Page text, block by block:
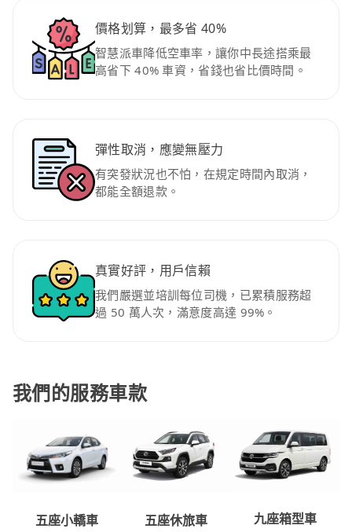
價格划算，最多省 40%
智慧派車降低空車率，讓你中長途搭乘最
高省下 40% 車資，省錢也省比價時間。
彈性取消，應變無壓力
有突發狀況也不怕，在規定時間內取消，
都能全額退款。
真實好評，用戶信賴
我們嚴選並培訓每位司機，已累積服務超
過 50 萬人次，滿意度高達 99%。
我們的服務車款
五座小轎車 五座休旅車 九座箱型車